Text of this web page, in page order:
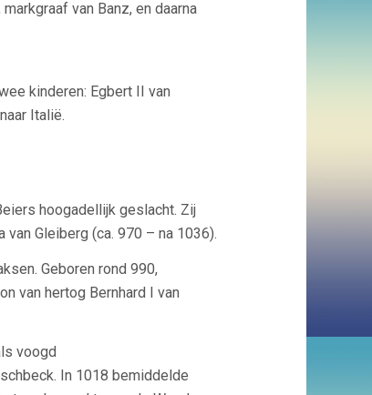
van Banz, en daarna
kinderen: Egbert II van
Italië.
hoogadellijk geslacht. Zij
Gleiberg (ca. 970 – na 1036).
Geboren rond 990,
van hertog Bernhard I van
voogd
In 1018 bemiddelde